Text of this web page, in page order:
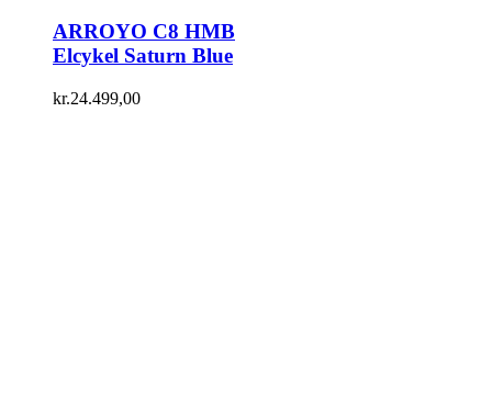
ARROYO C8 HMB
Elcykel Saturn Blue
kr.24.499,00